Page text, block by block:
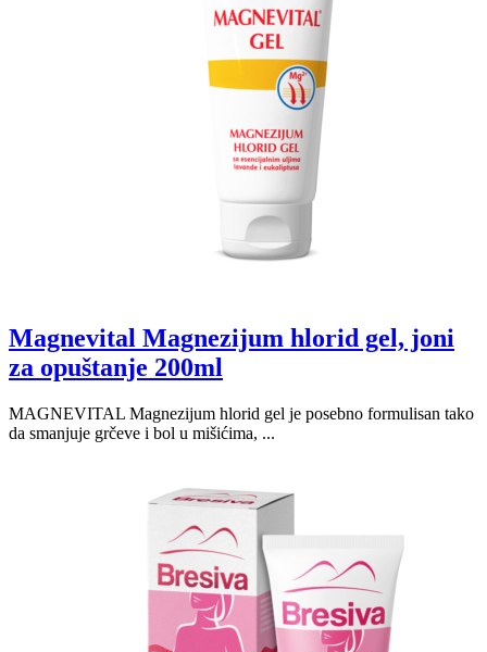
Magnevital Magnezijum hlorid gel, joni
za opuštanje 200ml
MAGNEVITAL Magnezijum hlorid gel je posebno formulisan tako
da smanjuje grčeve i bol u mišićima, ...